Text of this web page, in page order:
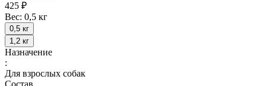
425 ₽
Вес: 0,5 кг
0,5 кг
1,2 кг
Назначение
:
Для взрослых собак